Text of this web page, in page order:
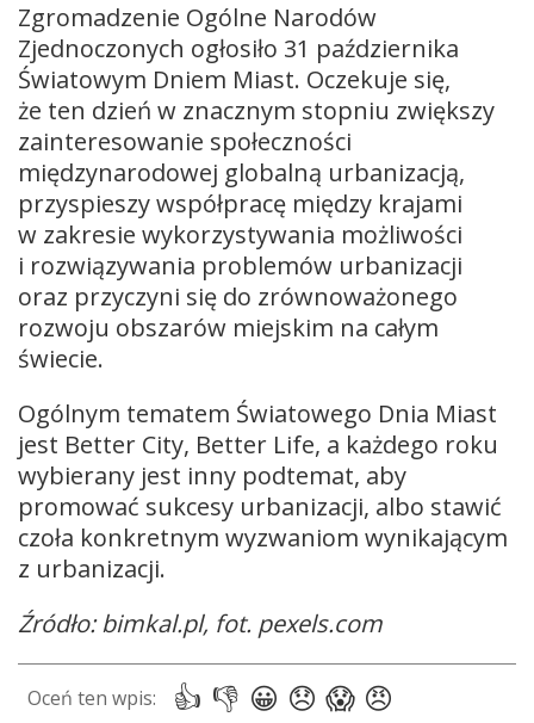
Zgromadzenie Ogólne Narodów
Zjednoczonych ogłosiło 31 października
Światowym Dniem Miast. Oczekuje się,
że ten dzień w znacznym stopniu zwiększy
zainteresowanie społeczności
międzynarodowej globalną urbanizacją,
przyspieszy współpracę między krajami
w zakresie wykorzystywania możliwości
i rozwiązywania problemów urbanizacji
oraz przyczyni się do zrównoważonego
rozwoju obszarów miejskim na całym
świecie.
Ogólnym tematem Światowego Dnia Miast
jest Better City, Better Life, a każdego roku
wybierany jest inny podtemat, aby
promować sukcesy urbanizacji, albo stawić
czoła konkretnym wyzwaniom wynikającym
z urbanizacji.
Źródło: bimkal.pl, fot. pexels.com